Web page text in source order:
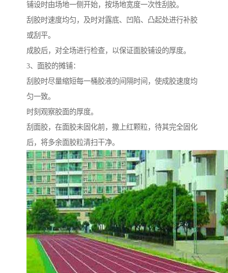
铺设时由场地一侧开始，按场地宽度一次性刮胶。
刮胶时速度均匀，及时对露底、凹陷、凸起处进行补胶
或刮平。
成胶后，对全场进行检查，以保证面胶铺设的厚度。
3、面胶的摊铺：
刮胶时尽量缩短每一桶胶液的间隔时间，使成胶速度均
匀一致。
时刻观察胶面的厚度。
刮面胶，在面胶未固化前，撒上红颗粒，待其完全固化
后，将多余面胶粒清扫干净。